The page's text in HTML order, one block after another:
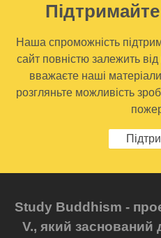
Наша спроможність
сайт повністю залежить
вважаєте наші
розгляньте можливість
Study Buddhism -
V., який